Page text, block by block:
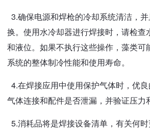
3.确保电源和焊枪的冷却系统清洁，
换。使用水冷却器进行焊接时，请检查
和液位。如果不执行这些操作，藻类可
系统的整体制冷性能和使用寿命。
4.在焊接应用中使用保护气体时，优
气体连接和配件是否泄漏，并验证压力
5.消耗品将是焊接设备清单，有关何